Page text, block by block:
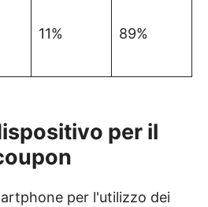
11% 89%
per il
per l'utilizzo dei